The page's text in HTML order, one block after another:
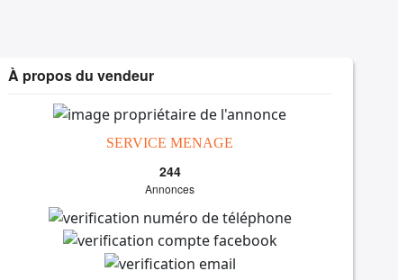
À propos du vendeur
SERVICE MENAGE
244
Annonces